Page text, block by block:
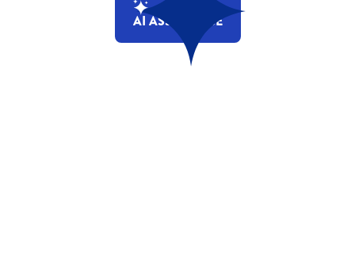
AI ASSISTANCE